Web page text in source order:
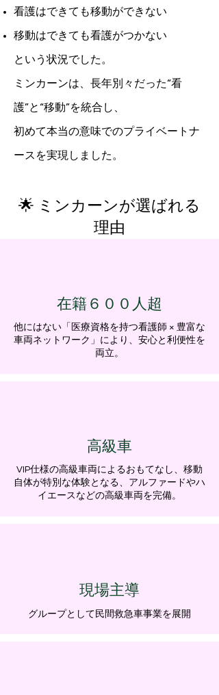
看護はできても移動ができない
移動はできても看護がつかない
という状況でした。
ミンカーンは、長年別々だった“看
護”と“移動”を統合し、
初めて本当の意味でのプライベートナ
ースを実現しました。
🌟 ミンカーンが選ばれる
理由
在籍６００人超
他にはない「医療資格を持つ看護師 × 豊富な
車両ネットワーク」により、安心と利便性を
両立。
高級車
VIP仕様の高級車両によるおもてなし、移動
自体が特別な体験となる、アルファードやハ
イエースなどの高級車両を完備。
​現場主導
グループとして民間救急車事業を展開